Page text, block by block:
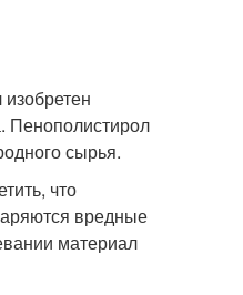
Пенополистирол
сырья.
что
вредные
материал